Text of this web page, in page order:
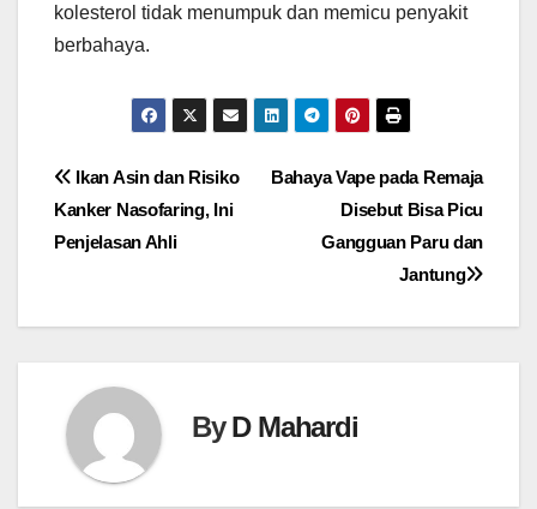
kolesterol tidak menumpuk dan memicu penyakit
berbahaya.
Navigasi
pos
Bahaya Vape pada Remaja
Disebut Bisa Picu
Gangguan Paru dan
Jantung
Ikan Asin dan Risiko
Kanker Nasofaring, Ini
Penjelasan Ahli
ByD Mahardi